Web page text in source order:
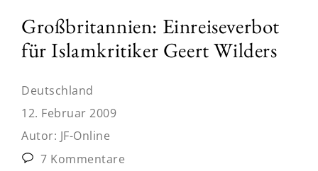
Großbritannien: Einreiseverbot
für Islamkritiker Geert Wilders
Deutschland
12. Februar 2009
Autor: JF-Online
7 Kommentare